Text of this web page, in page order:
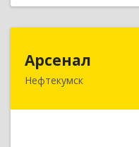
Арсенал
Нефтекумск